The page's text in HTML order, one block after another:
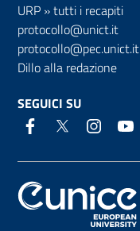
URP »tutti i recapiti
protocollo@unict.it
protocollo@pec.unict.it
Dillo alla redazione
SEGUICI SU